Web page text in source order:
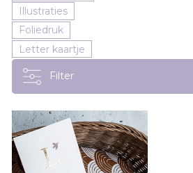
Illustraties
Foliedruk
Letter kaartje
Filter